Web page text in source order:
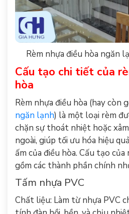
Rèm nhựa điều hòa ngăn
Cấu tạo chi tiết của
hòa
Rèm nhựa điều hòa (hay còn
ngăn lạnh) là một loại rèm
chặn sự thoát nhiệt hoặc
ngoài, giúp tối ưu hóa hiệu
ấm của điều hòa. Cấu tạo
gồm các thành phần chính
Tấm nhựa PVC
Chất liệu: Làm từ nhựa PVC